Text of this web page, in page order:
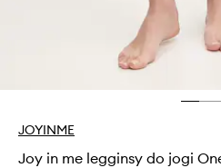
JOYINME
Joy in me legginsy do jogi